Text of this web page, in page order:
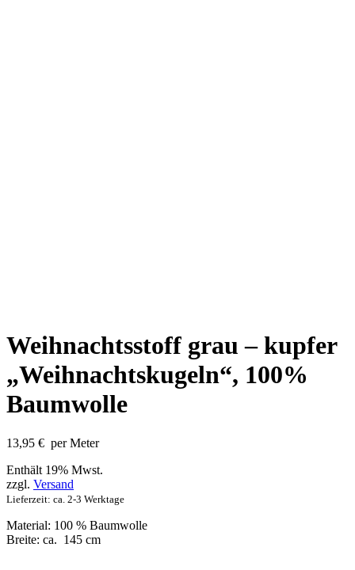
Weihnachtsstoff grau – kupfer
„Weihnachtskugeln“, 100%
Baumwolle
13,95 € per Meter
Enthält 19% Mwst.
zzgl. Versand
Lieferzeit: ca. 2-3 Werktage
Material: 100 % Baumwolle
Breite: ca. 145 cm